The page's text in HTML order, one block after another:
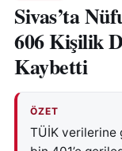
Sivas’ta
606 Kişilik
Kaybetti
ÖZET
TÜİK verilerine